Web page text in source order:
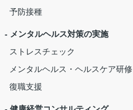
予防接種
- メンタルヘルス対策の実施
ストレスチェック
メンタルヘルス・ヘルスケア研修
復職支援